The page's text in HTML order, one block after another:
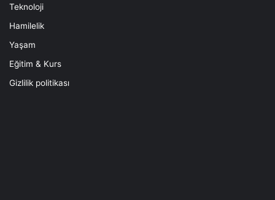
Teknoloji
Hamilelik
Yaşam
Eğitim & Kurs
Gizlilik politikası